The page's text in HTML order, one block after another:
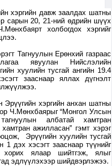
хэргийн давж заалдах шатны
сарын 20, 21-ний өдрийн шүүх
холбогдох хэргийг
Тагнуулын Ерөнхий газраас
явуулан Нийслэлийн
хуулийн тусгай ангийн 19.4
зааснаар яллах дүгнэлт
Эрүүгийн хэргийн анхан шатны
Ч.Мөнхбаярыг “Монгол Улсын
албатай хамтран
ажилласан” гэмт хэрэг
Эрүүгийн хуулийн тусгай
1 дэх хэсэгт зааснаар түүнийг
хорих ялаар шийтгэж, ялыг
эдлүүлэхээр шийдвэрлэжээ.